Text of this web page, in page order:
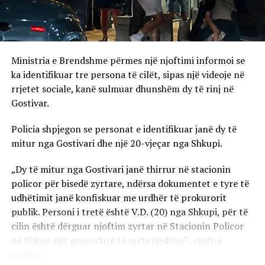
Ministria e Brendshme përmes një njoftimi informoi se
ka identifikuar tre persona të cilët, sipas një videoje në
rrjetet sociale, kanë sulmuar dhunshëm dy të rinj në
Gostivar.
Policia shpjegon se personat e identifikuar janë dy të
mitur nga Gostivari dhe një 20-vjeçar nga Shkupi.
„Dy të mitur nga Gostivari janë thirrur në stacionin
policor për bisedë zyrtare, ndërsa dokumentet e tyre të
udhëtimit janë konfiskuar me urdhër të prokurorit
publik. Personi i tretë është V.D. (20) nga Shkupi, për të
cilin është dërguar njoftim zyrtar në Stacionin Policor
në Shkup për procedurë të mëtutjeshme“, njoftoi